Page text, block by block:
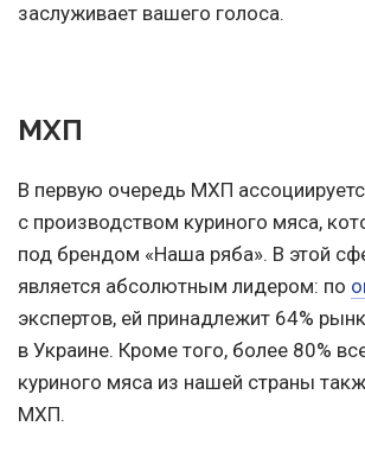
заслуживает вашего голоса.
МХП
В первую очередь МХП
с производством куриного мяса,
под брендом «Наша ряба». В этой
является абсолютным лидером: по
экспертов, ей принадлежит 64%
в Украине. Кроме того, более 80%
куриного мяса из нашей страны
МХП.